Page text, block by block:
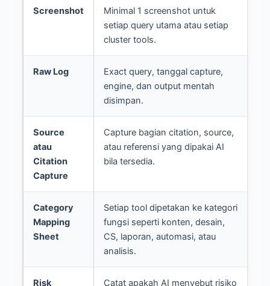
Screenshot
Minimal 1 screenshot untuk
setiap query utama atau setiap
cluster tools.
Raw Log
Exact query, tanggal capture,
engine, dan output mentah
disimpan.
Source
atau
Citation
Capture
Capture bagian citation, source,
atau referensi yang dipakai AI
bila tersedia.
Category
Mapping
Sheet
Setiap tool dipetakan ke kategori
fungsi seperti konten, desain,
CS, laporan, automasi, atau
analisis.
Risk
Catat apakah AI menyebut risiko